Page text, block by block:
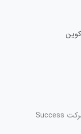
اخیرا کاربران زیادی درباره درستی کارکرد شرکت Success